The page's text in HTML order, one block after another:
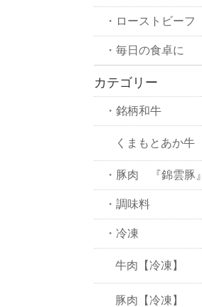
・ローストビーフ
・毎日の食卓に
カテゴリー
・銘柄和牛
くまもとあか牛
・豚肉 『錦雲豚』
・調味料
・冷凍
牛肉【冷凍】
豚肉【冷凍】